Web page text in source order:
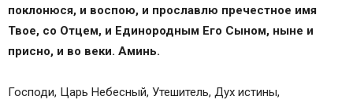
поклонюся, и воспою, и прославлю пречестное имя
Твое, со Отцем, и Единородным Его Сыном, ныне и
присно, и во веки. Аминь.
Господи, Царь Небесный, Утешитель, Дух истины,